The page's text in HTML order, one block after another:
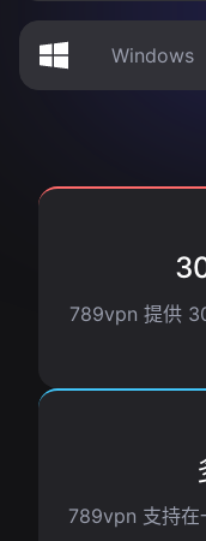
Windows
789vpn 提供
789vpn 支持在